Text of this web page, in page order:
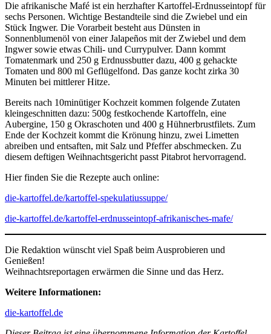
Die afrikanische Mafé ist ein herzhafter Kartoffel-Erdnusseintopf für
sechs Personen. Wichtige Bestandteile sind die Zwiebel und ein
Stück Ingwer. Die Vorarbeit besteht aus Dünsten in
Sonnenblumenöl von einer Jalapeños mit der Zwiebel und dem
Ingwer sowie etwas Chili- und Currypulver. Dann kommt
Tomatenmark und 250 g Erdnussbutter dazu, 400 g gehackte
Tomaten und 800 ml Geflügelfond. Das ganze kocht zirka 30
Minuten bei mittlerer Hitze.
Bereits nach 10minütiger Kochzeit kommen folgende Zutaten
kleingeschnitten dazu: 500g festkochende Kartoffeln, eine
Aubergine, 150 g Okraschoten und 400 g Hühnerbrustfilets. Zum
Ende der Kochzeit kommt die Krönung hinzu, zwei Limetten
abreiben und entsaften, mit Salz und Pfeffer abschmecken. Zu
diesem deftigen Weihnachtsgericht passt Pitabrot hervorragend.
Hier finden Sie die Rezepte auch online:
die-kartoffel.de/kartoffel-spekulatiussuppe/
die-kartoffel.de/kartoffel-erdnusseintopf-afrikanisches-mafe/
Die Redaktion wünscht viel Spaß beim Ausprobieren und
Genießen!
Weihnachtsreportagen erwärmen die Sinne und das Herz.
Weitere Informationen:
die-kartoffel.de